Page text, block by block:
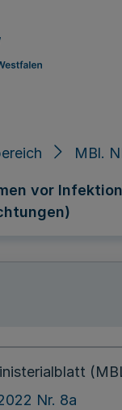
MBl.
vor
Nr. 8a